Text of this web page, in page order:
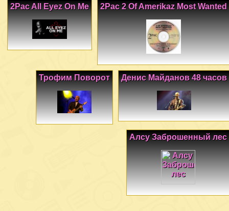
2Pac 2 Of Amerikaz Most Wanted
2Pac All Eyez On Me
Денис Майданов 48 часов
Трофим Поворот
Алсу Заброшенный лес